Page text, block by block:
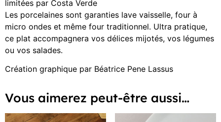
limitées par Costa Verde
Les porcelaines sont garanties lave vaisselle, four à
micro ondes et même four traditionnel. Ultra pratique,
ce plat accompagnera vos délices mijotés, vos légumes
ou vos salades.
Création graphique par Béatrice Pene Lassus
Vous aimerez peut-être aussi…